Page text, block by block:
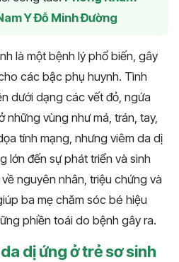
Y Đỗ Minh Đường
là một bệnh lý phổ biến, gây
các bậc phụ huynh. Tình
dưới dạng các vết đỏ, ngứa
những vùng như má, trán, tay,
tính mạng, nhưng viêm da dị
lớn đến sự phát triển và sinh
nguyên nhân, triệu chứng và
ba mẹ chăm sóc bé hiệu
phiền toái do bệnh gây ra.
dị ứng ở trẻ sơ sinh